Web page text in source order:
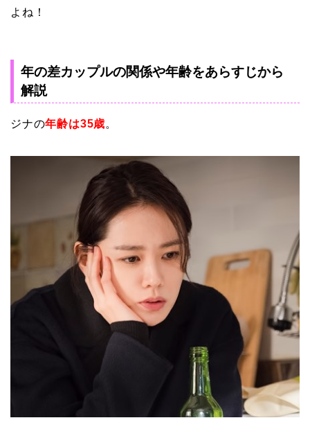
よね！
年の差カップルの関係や年齢をあらすじから
解説
ジナの年齢は35歳。